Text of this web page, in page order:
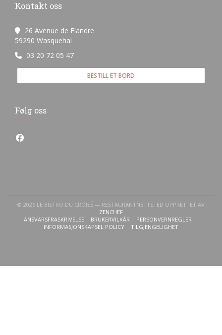
Kontakt oss
26 Avenue de Flandre
59290 Wasquehal
03 20 72 05 47
BESTILL ET BORD
Følg oss
Facebook ((åpner i et nytt vindu))
© 2026 LE BISTRO DU CROISÉ — RESTAURANTNETTSTED OPPRETTET AV
ZENCHEF((ÅPNER I ET NYTT VINDU))
ANSVARSFRASKRIVELSE((ÅPNER I ET NYTT VINDU))
BRUKERVILKÅR((ÅPNER I ET NYTT VINDU))
PERSONVERNREGLER
((ÅPNER I ET NYTT
INFORMASJONSKAPSEL POLICY
((ÅPNER I ET NYTT VINDU))TILGJENGELIGHET((ÅPNER I ET NYTT VINDU))